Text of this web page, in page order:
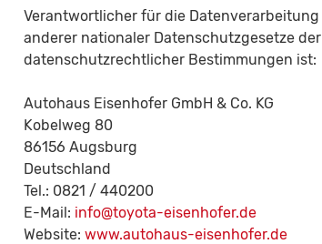
Verantwortlicher für die
anderer nationaler Datenschutzgesetze
datenschutzrechtlicher Bestimmungen ist:
Autohaus Eisenhofer GmbH & Co. KG
Kobelweg 80
86156 Augsburg
Deutschland
Tel.: 0821 / 440200
E-Mail: info@toyota-eisenhofer.de
Website: www.autohaus-eisenhofer.de